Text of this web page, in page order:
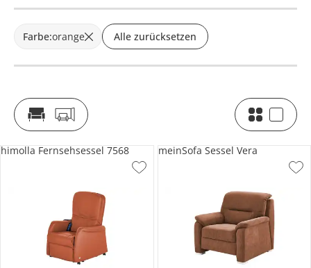
Farbe:orange Alle zurücksetzen
himolla Fernsehsessel 7568 meinSofa Sessel Vera